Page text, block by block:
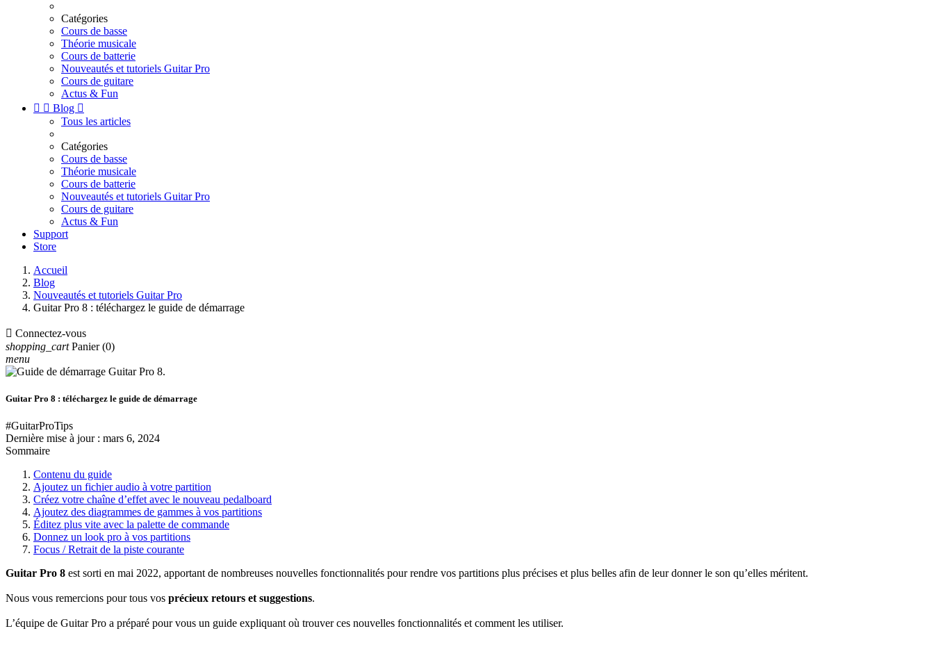
Catégories
Cours de basse
Théorie musicale
Cours de batterie
Nouveautés et tutoriels Guitar Pro
Cours de guitare
Actus & Fun
  Blog 
Tous les articles
Catégories
Cours de basse
Théorie musicale
Cours de batterie
Nouveautés et tutoriels Guitar Pro
Cours de guitare
Actus & Fun
Support
Store
Accueil
Blog
Nouveautés et tutoriels Guitar Pro
Guitar Pro 8 : téléchargez le guide de démarrage
 Connectez-vous
shopping_cart Panier (0)
menu
Guitar Pro 8 : téléchargez le guide de démarrage
#GuitarProTips
Dernière mise à jour : mars 6, 2024
Sommaire
Contenu du guide
Ajoutez un fichier audio à votre partition
Créez votre chaîne d’effet avec le nouveau pedalboard
Ajoutez des diagrammes de gammes à vos partitions
Éditez plus vite avec la palette de commande
Donnez un look pro à vos partitions
Focus / Retrait de la piste courante
Guitar Pro 8 est sorti en mai 2022, apportant de nombreuses nouvelles fonctionnalités pour rendre vos partitions plus précises et plus belles afin de leur donner le son qu’elles méritent.
Nous vous remercions pour tous vos précieux retours et suggestions.
L’équipe de Guitar Pro a préparé pour vous un guide expliquant où trouver ces nouvelles fonctionnalités et comment les utiliser.